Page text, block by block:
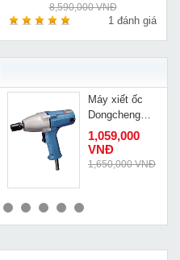
8,590,000 VNĐ
1 đánh giá
MUA NGAY
Máy xiết ốc
Dongcheng
DPB12
1,059,000
VNĐ
1,650,000 VNĐ